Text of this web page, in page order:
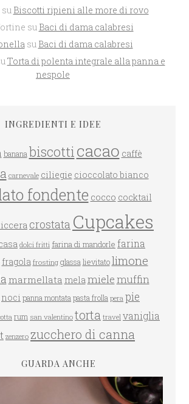
su Biscotti ripieni alle more di rovo
su Baci di dama calabresi
su Baci di dama calabresi
Torta di polenta integrale alla panna e
nespole
INGREDIENTI E IDEE
banana biscotticacao caffè
carnevale ciliegie cioccolato bianco
fondente cocco cocktail
crostata Cupcakes
dolci fritti farina di mandorle farina
fragola frosting glassa lievitato limone
marmellata melamielemuffin
noci panna montata pasta frolla pera pie
rum san valentino torta travel vaniglia
zenzero zucchero di canna
GUARDA ANCHE